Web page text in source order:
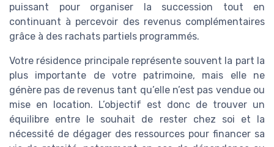
puissant pour organiser la succession tout en
continuant à percevoir des revenus complémentaires
grâce à des rachats partiels programmés.
Votre résidence principale représente souvent la part la
plus importante de votre patrimoine, mais elle ne
génère pas de revenus tant qu’elle n’est pas vendue ou
mise en location. L’objectif est donc de trouver un
équilibre entre le souhait de rester chez soi et la
nécessité de dégager des ressources pour financer sa